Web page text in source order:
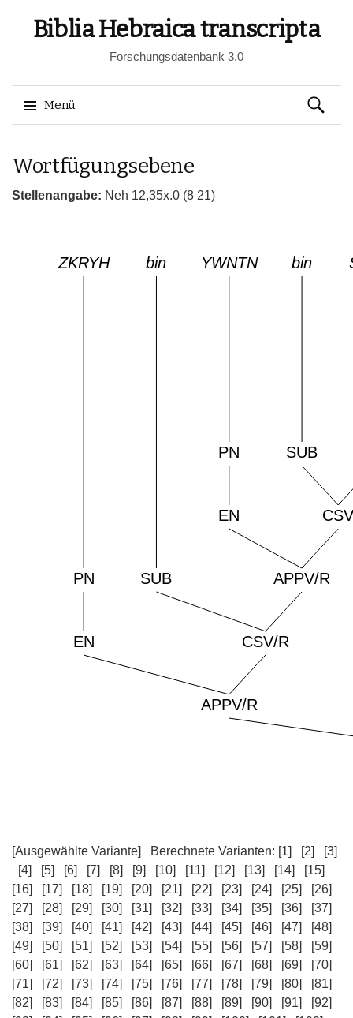
Biblia Hebraica transcripta
Forschungsdatenbank 3.0
Menü
zum
Suchen
nach:
Wortfügungsebene
Stellenangabe: Neh 12,35x.0 (8 21)
[Ausgewählte Variante] Berechnete Varianten: [1] [2]
[3]
[4]
[5] [6] [7] [8] [9] [10] [11] [12] [13] [14]
[15]
[16]
[17] [18] [19] [20] [21] [22] [23] [24] [25]
[26]
[27]
[28] [29] [30] [31] [32] [33] [34] [35] [36]
[37]
[38]
[39] [40] [41] [42] [43] [44] [45] [46] [47]
[48]
[49]
[50] [51] [52] [53] [54] [55] [56] [57] [58]
[59]
[60]
[61] [62] [63] [64] [65] [66] [67] [68] [69]
[70]
[71]
[72] [73] [74] [75] [76] [77] [78] [79] [80]
[81]
[82]
[83] [84] [85] [86] [87] [88] [89] [90] [91]
[92]